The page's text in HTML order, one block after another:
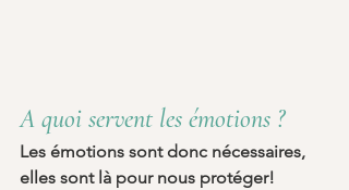
A quoi servent les émotions ?
Les émotions sont donc nécessaires,
elles sont là pour nous protéger!